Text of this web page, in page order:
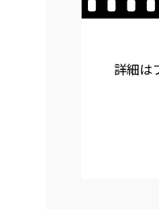
詳細は